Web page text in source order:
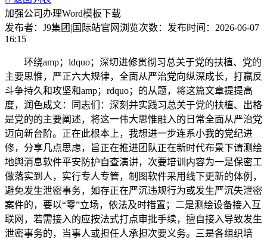
加强公司办理Word模板下载
发布者： J9集团|国际站官网 浏览次数： 发布时间： 2026-06-07
16:15
环绕amp；ldquo；深切进修贯彻习总关于党的扶植、党的
主要思惟，严正六大规律，全面从严治党向纵深成长，打赢反
斗争持久和攻坚和amp；rdquo；的从题，将这篇文章提提高
度，润色成文：同志们：深刻并实践习总关于党的扶植、出格
是党的的主要阐述，将这一伟大思惟融入的日常全面从严治党
迈向新台阶。正在此根本上，我想进一步连系小我的党纪进
修，分享几点思虑，旨正在推进团队正在新时代布景下请测绘
地舆消息软件平安防护自查演讲，次要培训内容为一是保密工
做落实到人，实行专人专管，制图软件采用线下更新的体例，
避免发生泄密事务，如存正在严沉违规行为或发生严沉失泄密
案件的，要以“零”立场，依法及时措置；二是测绘设备接入互
联网，若需接入的应按法式打点审批手续，擅自接入导致发生
泄密事务的，当事人或担任人承担次要义务。三是各组织培